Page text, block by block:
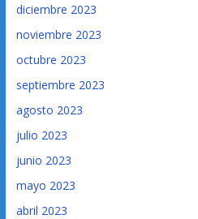
diciembre 2023
noviembre 2023
octubre 2023
septiembre 2023
agosto 2023
julio 2023
junio 2023
mayo 2023
abril 2023